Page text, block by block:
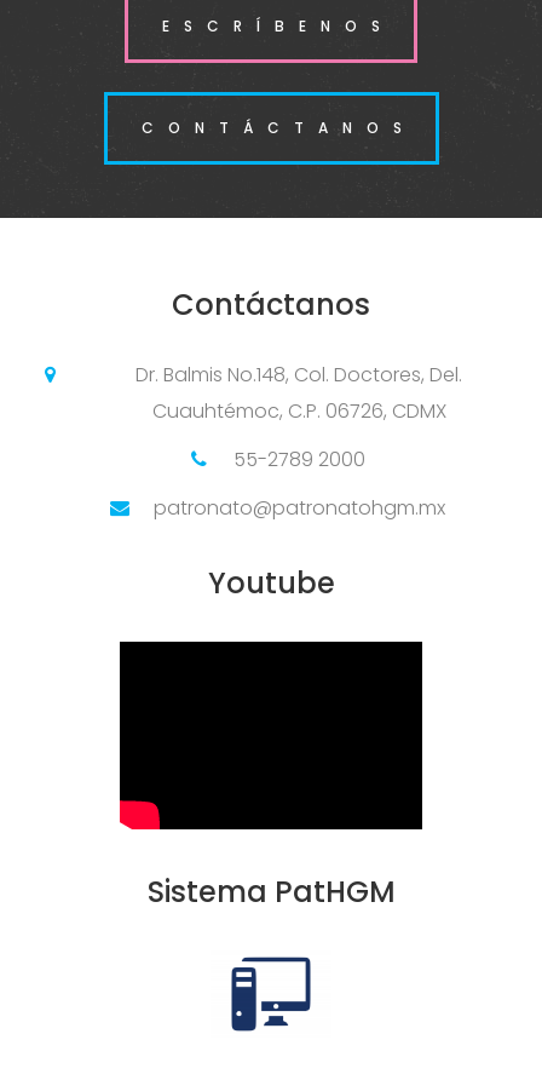
ESCRÍBENOS
CONTÁCTANOS
Contáctanos
Dr. Balmis No.148, Col. Doctores, Del.
Cuauhtémoc, C.P. 06726, CDMX
55-2789 2000
patronato@patronatohgm.mx
Youtube
Sistema PatHGM